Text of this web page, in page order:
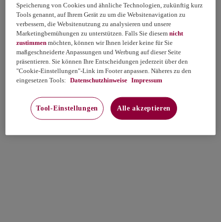
Speicherung von Cookies und ähnliche Technologien, zukünftig kurz
Tools genannt, auf Ihrem Gerät zu um die Websitenavigation zu
verbessern, die Websitenutzung zu analysieren und unsere
Marketingbemühungen zu unterstützen. Falls Sie diesemnicht
zustimmen möchten, können wir Ihnen leider keine für Sie
maßgeschneiderte Anpassungen und Werbung auf dieser Seite
präsentieren. Sie können Ihre Entscheidungen jederzeit über den
"Cookie-Einstellungen"-Link im Footer anpassen. Näheres zu den
eingesetzen Tools: Datenschutzhinweise Impressum
Tool-Einstellungen Alle akzeptieren